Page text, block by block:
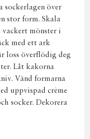
sockerlagen över
stor form. Skala
vackert mönster i
med ett ark
loss överflödig deg
Låt kakorna
Vänd formarna
uppvispad crème
socker. Dekorera